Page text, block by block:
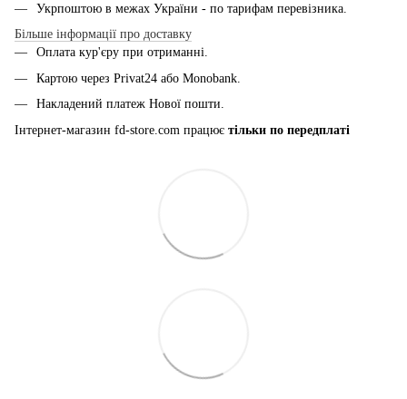
Укрпоштою в межах України - по тарифам перевізника.
Більше інформації про доставку
Оплата кур'єру при отриманні.
Картою через Privat24 або Monobank.
Накладений платеж Нової пошти.
Інтернет-магазин fd-store.com працює тільки по передплаті